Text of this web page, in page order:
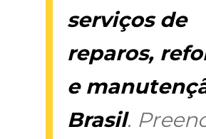
serviços de
reparos,
e
Brasil.